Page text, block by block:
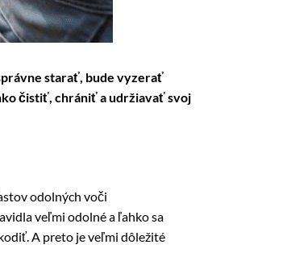
starať, bude vyzerať
čistiť, chrániť a udržiavať svoj
odolných voči
veľmi odolné a ľahko sa
A preto je veľmi dôležité